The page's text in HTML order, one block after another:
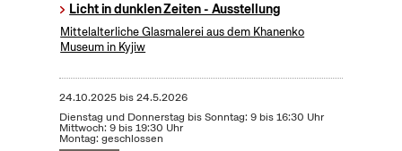
Licht in dunklen Zeiten - Ausstellung
Mittelalterliche Glasmalerei aus dem Khanenko
Museum in Kyjiw
24.10.2025bis24.5.2026
Dienstag und Donnerstag bis Sonntag: 9 bis 16:30 Uhr
Mittwoch: 9 bis 19:30 Uhr
Montag: geschlossen